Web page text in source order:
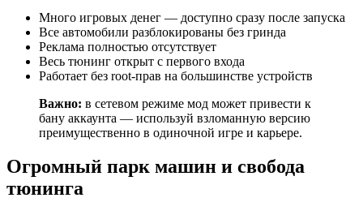
Много игровых денег — доступно сразу после запуска
Все автомобили разблокированы без гринда
Реклама полностью отсутствует
Весь тюнинг открыт с первого входа
Работает без root-прав на большинстве устройств
Важно: в сетевом режиме мод может привести к
бану аккаунта — используй взломанную версию
преимущественно в одиночной игре и карьере.
Огромный парк машин и свобода
тюнинга